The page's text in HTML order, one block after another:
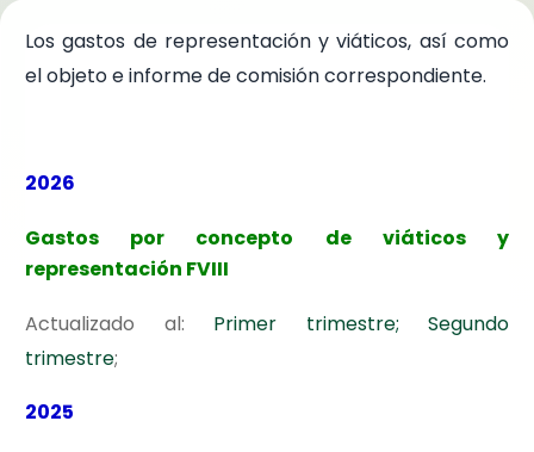
Los gastos de representación y viáticos, así como
el objeto e informe de comisión correspondiente.
2026
Gastos por concepto de viáticos y
representación FVIII
Actualizado al: Primer trimestre;
Segundo
trimestre;
2025